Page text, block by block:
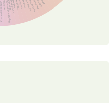
Черная вишня
Клубника
Голубика
Малина
КраснаяСмородина
Черная смородина
Черника
Красная ежевика